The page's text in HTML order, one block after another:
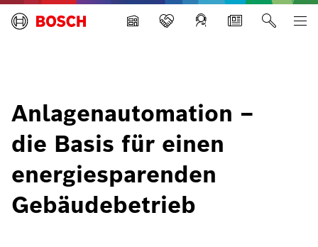
Building Technologies
Anlagenautomation –
die Basis für einen
energiesparenden
Gebäudebetrieb